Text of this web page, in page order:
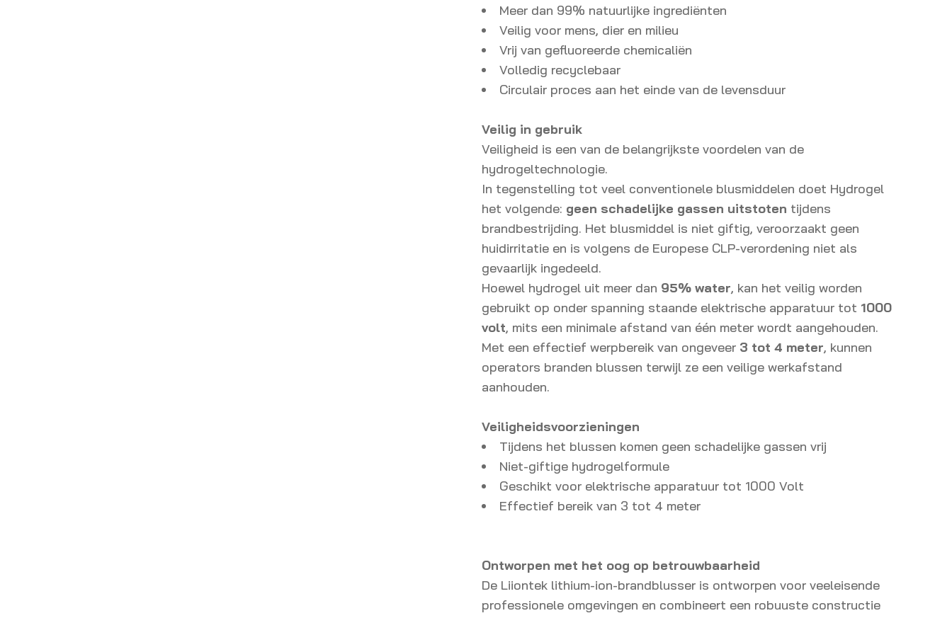
Meer dan 99% natuurlijke ingrediënten
Veilig voor mens, dier en milieu
Vrij van gefluoreerde chemicaliën
Volledig recyclebaar
Circulair proces aan het einde van de levensduur
Veilig in gebruik
Veiligheid is een van de belangrijkste voordelen van de
hydrogeltechnologie.
In tegenstelling tot veel conventionele blusmiddelen doet Hydrogel
het volgende: geen schadelijke gassen uitstoten tijdens
brandbestrijding. Het blusmiddel is niet giftig, veroorzaakt geen
huidirritatie en is volgens de Europese CLP-verordening niet als
gevaarlijk ingedeeld.
Hoewel hydrogel uit meer dan 95% water, kan het veilig worden
gebruikt op onder spanning staande elektrische apparatuur tot 1000
volt, mits een minimale afstand van één meter wordt aangehouden.
Met een effectief werpbereik van ongeveer 3 tot 4 meter, kunnen
operators branden blussen terwijl ze een veilige werkafstand
aanhouden.
Veiligheidsvoorzieningen
Tijdens het blussen komen geen schadelijke gassen vrij
Niet-giftige hydrogelformule
Geschikt voor elektrische apparatuur tot 1000 Volt
Effectief bereik van 3 tot 4 meter
Ontworpen met het oog op betrouwbaarheid
De Liiontek lithium-ion-brandblusser is ontworpen voor veeleisende
professionele omgevingen en combineert een robuuste constructie